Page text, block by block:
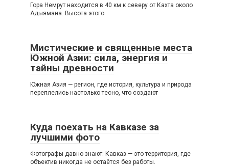
Гора Немрут находится в 40 км к северу от Кахта около
Адыямана. Высота этого
Мистические и священные места
Южной Азии: сила, энергия и
тайны древности
Южная Азия — регион, где история, культура и природа
переплелись настолько тесно, что создают
Куда поехать на Кавказе за
лучшими фото
Фотографы давно знают: Кавказ — это территория, где
объектив никогда не остаётся без работы.